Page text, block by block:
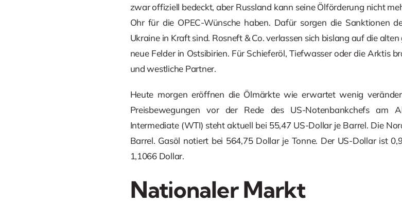
zwar offiziell bedeckt, aber Russland kann seine Ölförderung nicht
Ohr für die OPEC-Wünsche haben. Dafür sorgen die Sanktionen
Ukraine in Kraft sind. Rosneft & Co. verlassen sich bislang auf die
neue Felder in Ostsibirien. Für Schieferöl, Tiefwasser oder die Arktis
und westliche Partner.
Heute morgen eröffnen die Ölmärkte wie erwartet wenig
Preisbewegungen vor der Rede des US-Notenbankchefs am
Intermediate (WTI) steht aktuell bei 55,47 US-Dollar je Barrel. Die
Barrel. Gasöl notiert bei 564,75 Dollar je Tonne. Der US-Dollar ist
1,1066 Dollar.
Nationaler Markt